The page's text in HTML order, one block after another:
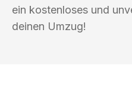
ein kostenloses und
deinen Umzug!